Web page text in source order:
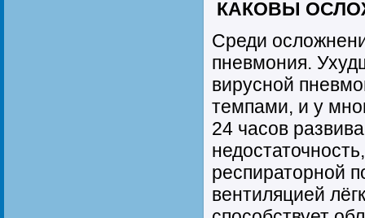
КАКОВЫ
Среди
пневмония.
вирусной
темпами, и у
24 часов
респираторной
вентиляцией